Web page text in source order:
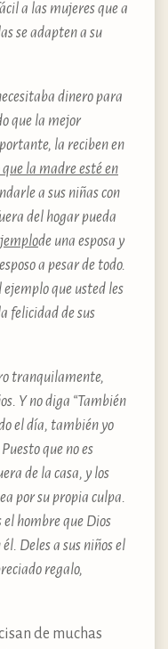
a las mujeres que a
se adapten a su
dinero para
que la mejor
la reciben en
la madre esté en
a sus niñas con
del hogar pueda
de una esposa y
a pesar de todo.
ejemplo que usted les
felicidad de sus
tranquilamente,
Y no diga “También
el día, también yo
que no es
de la casa, y los
por su propia culpa.
el hombre que Dios
Deles a sus niños el
regalo,
de muchas